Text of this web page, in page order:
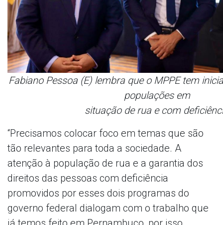
Fabiano Pessoa (E) lembra que o MPPE tem
populações em
situação de rua e com
“Precisamos colocar foco em temas que são
tão relevantes para toda a sociedade. A
atenção à população de rua e a garantia dos
direitos das pessoas com deficiência
promovidos por esses dois programas do
governo federal dialogam com o trabalho que